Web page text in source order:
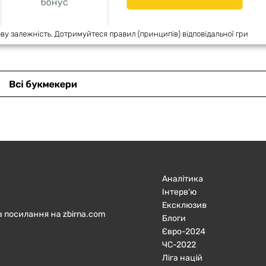
залежність. Дотримуйтеся правил (принципів) відповідальної гри
Всі букмекери
посилання на zbirna.com
Аналітика
Інтерв'ю
Ексклюзив
Блоги
Євро-2024
ЧC-2022
Ліга націй